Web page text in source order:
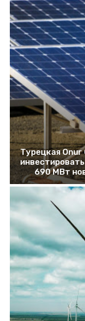
Турецкая Onur
690 МВт